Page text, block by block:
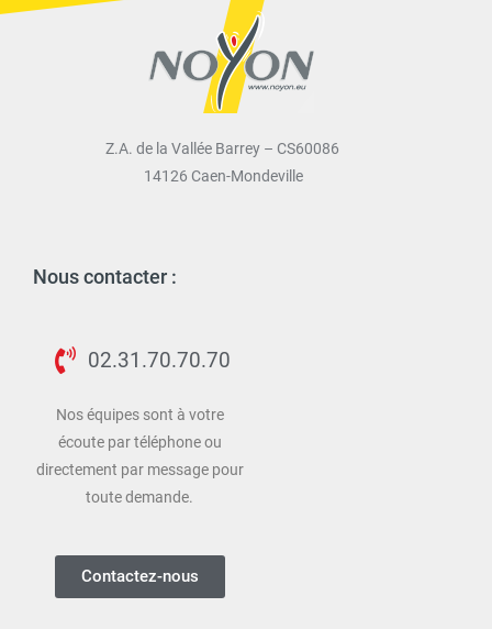
Z.A. de la Vallée Barrey – CS60086
14126 Caen-Mondeville
Nous contacter :
02.31.70.70.70
Nos équipes sont à votre
écoute par téléphone ou
directement par message pour
toute demande.
Contactez-nous